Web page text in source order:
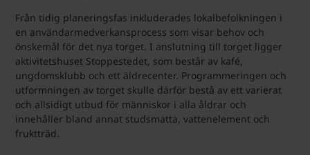
Från tidig planeringsfas inkluderades lokalbefolkningen i
en användarmedverkansprocess som visar behov och
önskemål för det nya torget. I anslutning till torget ligger
aktivitetshuset Stoppestedet, som består av kafé,
ungdomsklubb och ett äldrecenter. Programmeringen och
utformningen av torget skulle därför bestå av ett varierat
och allsidigt utbud för människor i alla åldrar och
innehåller bland annat studsmatta, vattenelement och
fruktträd.